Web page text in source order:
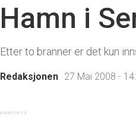
Hamn i
Etter to branner er det kun
Redaksjonen 27 Mai 2008 -